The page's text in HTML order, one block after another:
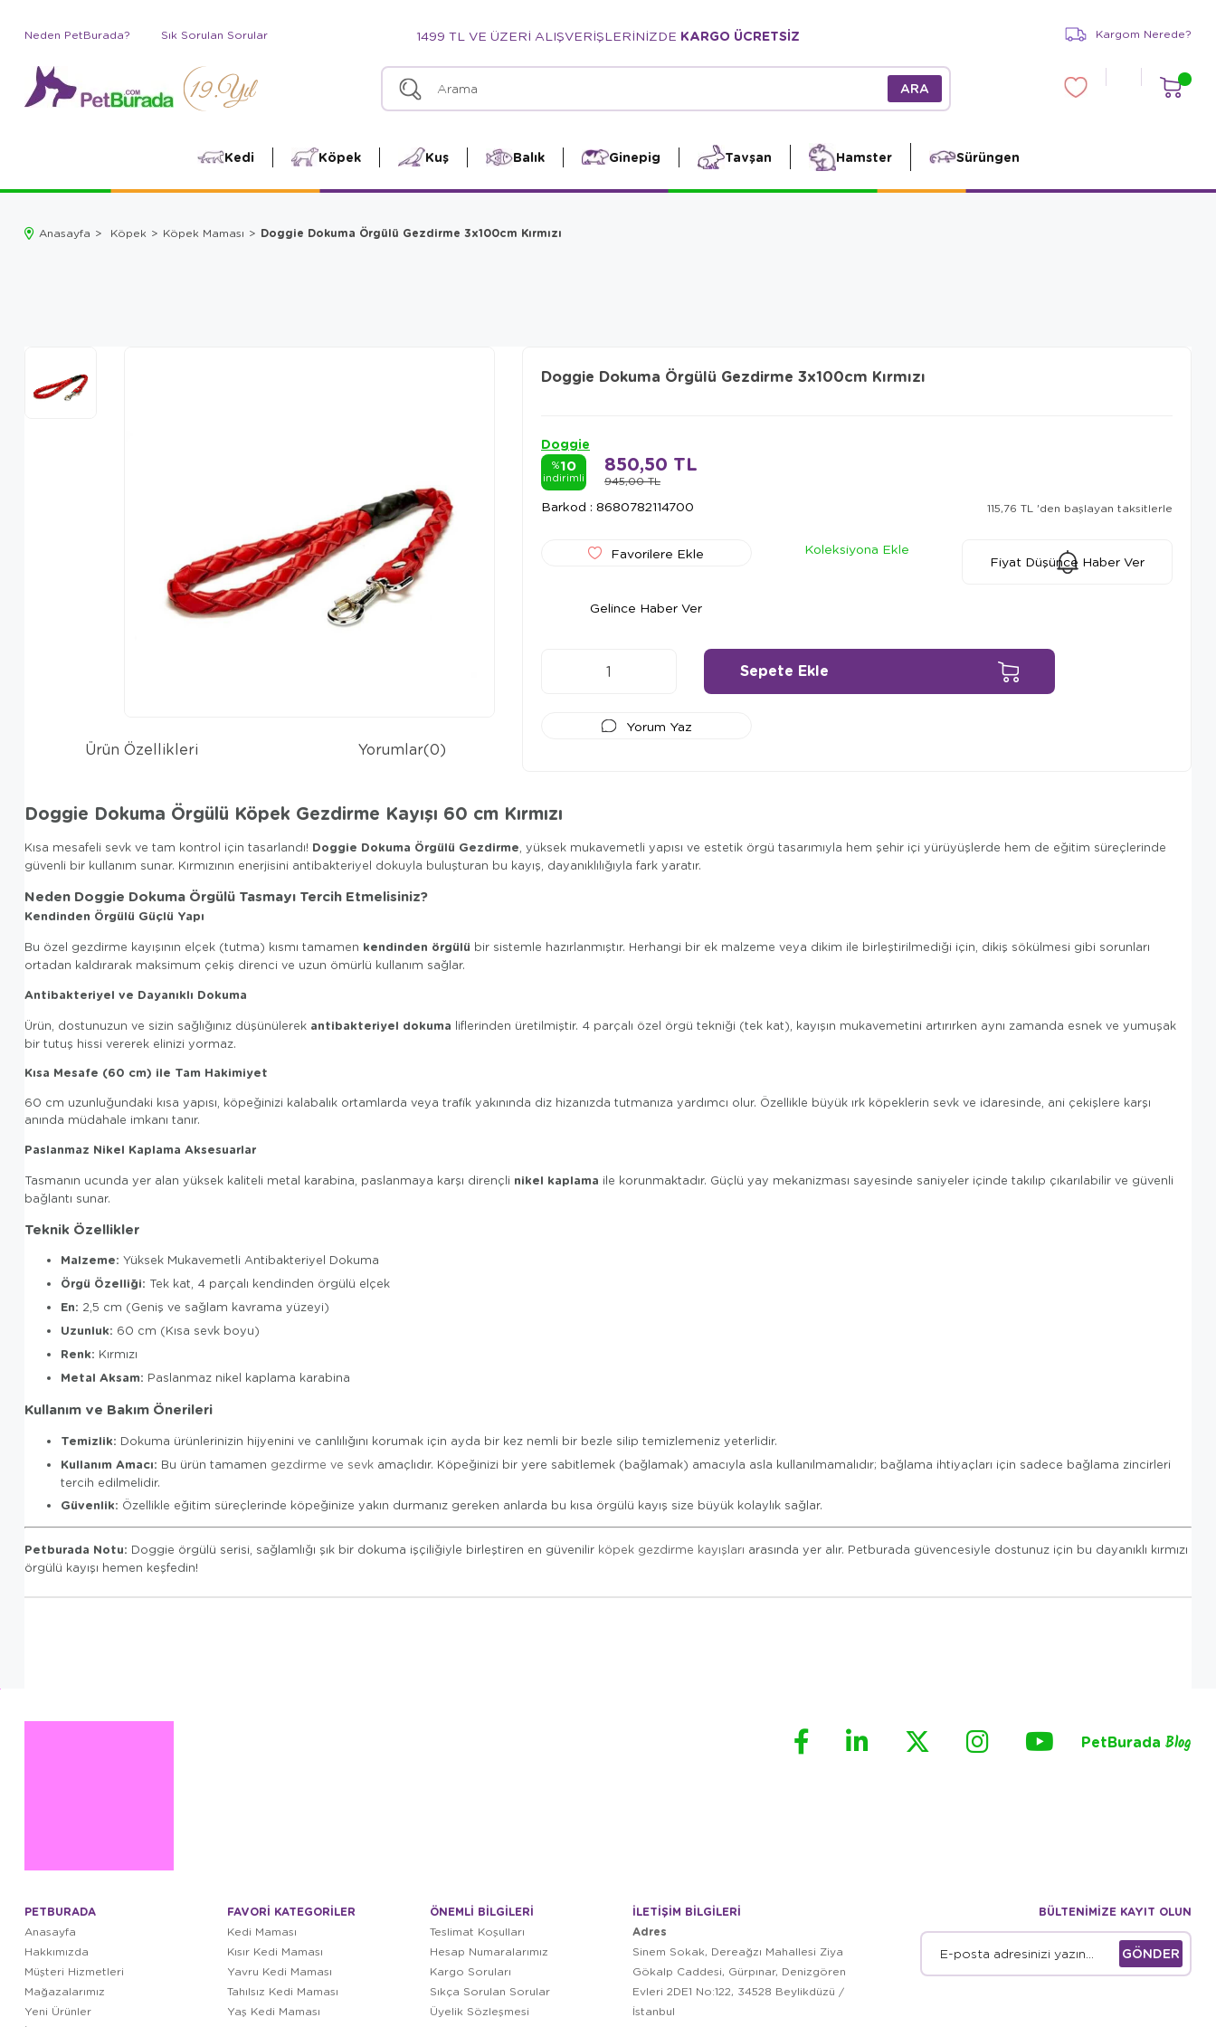
Neden PetBurada? Sık Sorulan Sorular 1499 TL VE ÜZERİ ALIŞVERİŞLERİNİZDE KARGO ÜCRETSİZ Kargom Nerede?
Kedi Köpek Kuş Balık Ginepig Tavşan Hamster Sürüngen
Anasayfa Köpek Köpek Maması Doggie Dokuma Örgülü Gezdirme 3x100cm Kırmızı
Doggie Dokuma Örgülü Gezdirme 3x100cm Kırmızı
Doggie
%10
indirimli 945,00 TL
850,50 TL
Barkod : 8680782114700 115,76 TL 'den başlayan taksitlerle
Favorilere Ekle
Koleksiyona Ekle
Fiyat Düşünce Haber Ver
Gelince Haber Ver
Yorum Yaz
Ürün Özellikleri Yorumlar(0)
Doggie Dokuma Örgülü Köpek Gezdirme Kayışı 60 cm Kırmızı
Kısa mesafeli sevk ve tam kontrol için tasarlandı! Doggie Dokuma Örgülü Gezdirme, yüksek mukavemetli yapısı ve estetik örgü tasarımıyla hem şehir içi yürüyüşlerde hem de eğitim süreçlerinde
güvenli bir kullanım sunar. Kırmızının enerjisini antibakteriyel dokuyla buluşturan bu kayış, dayanıklılığıyla fark yaratır.
Neden Doggie Dokuma Örgülü Tasmayı Tercih Etmelisiniz?
Kendinden Örgülü Güçlü Yapı
Bu özel gezdirme kayışının elçek (tutma) kısmı tamamen kendinden örgülü bir sistemle hazırlanmıştır. Herhangi bir ek malzeme veya dikim ile birleştirilmediği için, dikiş sökülmesi gibi sorunları
ortadan kaldırarak maksimum çekiş direnci ve uzun ömürlü kullanım sağlar.
Antibakteriyel ve Dayanıklı Dokuma
Ürün, dostunuzun ve sizin sağlığınız düşünülerek antibakteriyel dokuma liflerinden üretilmiştir. 4 parçalı özel örgü tekniği (tek kat), kayışın mukavemetini artırırken aynı zamanda esnek ve yumuşak
bir tutuş hissi vererek elinizi yormaz.
Kısa Mesafe (60 cm) ile Tam Hakimiyet
60 cm uzunluğundaki kısa yapısı, köpeğinizi kalabalık ortamlarda veya trafik yakınında diz hizanızda tutmanıza yardımcı olur. Özellikle büyük ırk köpeklerin sevk ve idaresinde, ani çekişlere karşı
anında müdahale imkanı tanır.
Paslanmaz Nikel Kaplama Aksesuarlar
Tasmanın ucunda yer alan yüksek kaliteli metal karabina, paslanmaya karşı dirençli nikel kaplama ile korunmaktadır. Güçlü yay mekanizması sayesinde saniyeler içinde takılıp çıkarılabilir ve güvenli
bağlantı sunar.
Teknik Özellikler
Malzeme: Yüksek Mukavemetli Antibakteriyel Dokuma
Örgü Özelliği: Tek kat, 4 parçalı kendinden örgülü elçek
En: 2,5 cm (Geniş ve sağlam kavrama yüzeyi)
Uzunluk: 60 cm (Kısa sevk boyu)
Renk: Kırmızı
Metal Aksam: Paslanmaz nikel kaplama karabina
Kullanım ve Bakım Önerileri
Temizlik: Dokuma ürünlerinizin hijyenini ve canlılığını korumak için ayda bir kez nemli bir bezle silip temizlemeniz yeterlidir.
Kullanım Amacı: Bu ürün tamamen gezdirme ve sevk amaçlıdır. Köpeğinizi bir yere sabitlemek (bağlamak) amacıyla asla kullanılmamalıdır; bağlama ihtiyaçları için sadece bağlama zincirleri
tercih edilmelidir.
Güvenlik: Özellikle eğitim süreçlerinde köpeğinize yakın durmanız gereken anlarda bu kısa örgülü kayış size büyük kolaylık sağlar.
Petburada Notu: Doggie örgülü serisi, sağlamlığı şık bir dokuma işçiliğiyle birleştiren en güvenilir köpek gezdirme kayışları arasında yer alır. Petburada güvencesiyle dostunuz için bu dayanıklı kırmızı
örgülü kayışı hemen keşfedin!
PetBurada Blog
PETBURADA
Anasayfa
Hakkımızda
Müşteri Hizmetleri
Mağazalarımız
Yeni Ürünler
FAVORİ KATEGORİLER
Kedi Maması
Kısır Kedi Maması
Yavru Kedi Maması
Tahılsız Kedi Maması
Yaş Kedi Maması
ÖNEMLİ BİLGİLERİ
Teslimat Koşulları
Hesap Numaralarımız
Kargo Soruları
Sıkça Sorulan Sorular
Üyelik Sözleşmesi
İLETİŞİM BİLGİLERİ
Adres
Sinem Sokak, Dereağzı Mahallesi Ziya
Gökalp Caddesi, Gürpınar, Denizgören
Evleri 2DE1 No:122, 34528 Beylikdüzü /
İstanbul
BÜLTENİMİZE KAYIT OLUN
GÖNDER